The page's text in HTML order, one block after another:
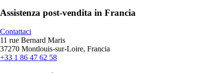
Assistenza post-vendita in Francia
Contattaci
11 rue Bernard Maris
37270 Montlouis-sur-Loire, Francia
+33 1 86 47 62 58